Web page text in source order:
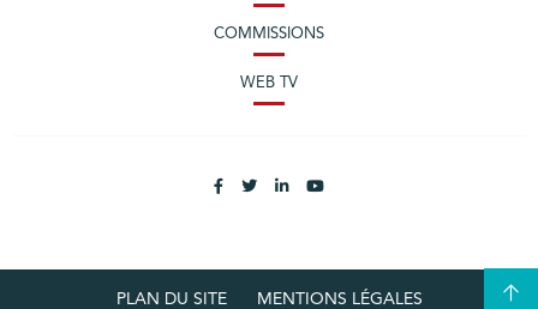
COMMISSIONS
WEB TV
PLAN DU SITE
MENTIONS LÉGALES